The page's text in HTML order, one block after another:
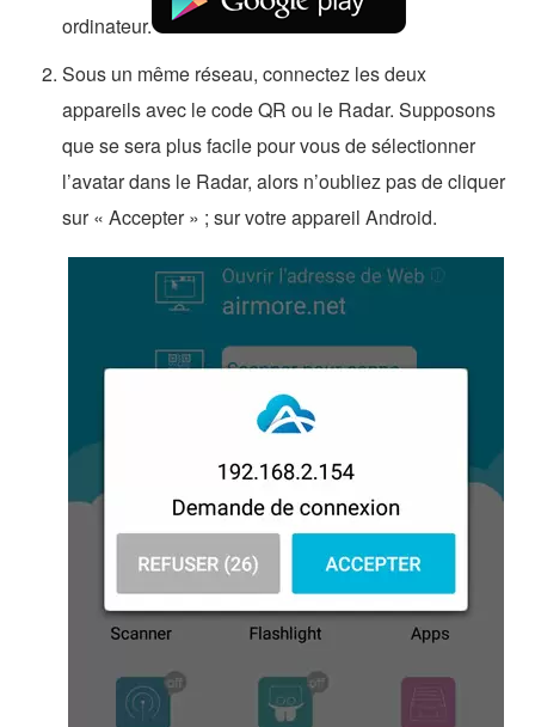
ordinateur.
Sous un même réseau, connectez les deux
appareils avec le code QR ou le Radar. Supposons
que se sera plus facile pour vous de sélectionner
l’avatar dans le Radar, alors n’oubliez pas de cliquer
sur « Accepter » ; sur votre appareil Android.